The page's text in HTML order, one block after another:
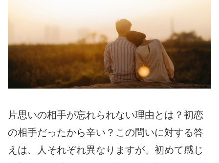
片思いの相手が忘れられない理由とは？初恋
の相手だったから辛い？この問いに対する答
えは、人それぞれ異なりますが、初めて感じ